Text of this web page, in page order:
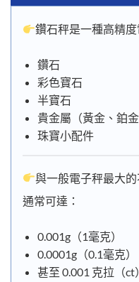
鑽石秤是一種高精
鑽石
彩色寶石
半寶石
貴金屬（黃金、鉑金
珠寶小配件
與一般電子秤最大
通常可達：
0.001g（1毫克）
0.0001g（0.1毫克）
甚至 0.001 克拉（ct